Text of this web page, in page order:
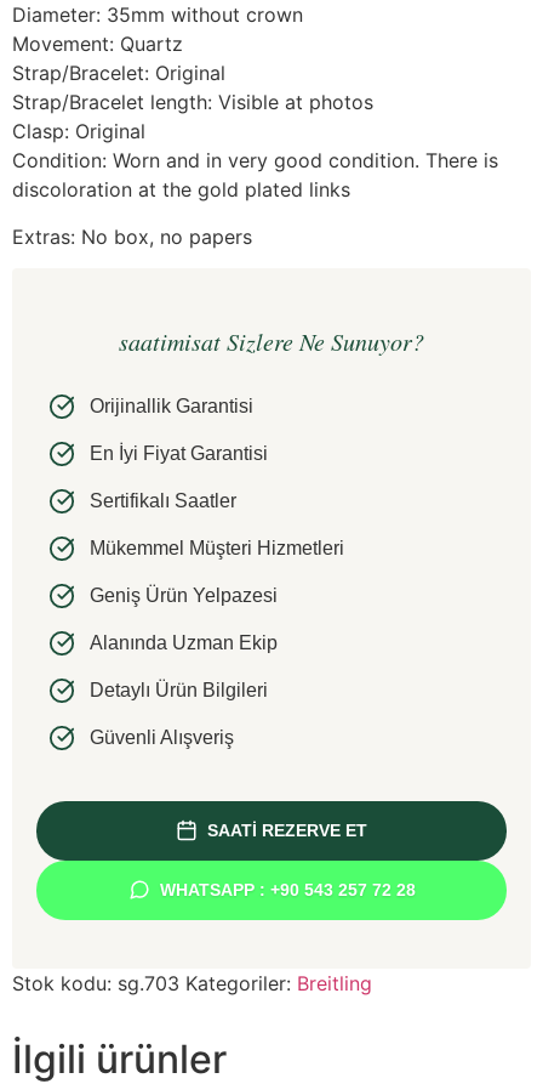
Diameter: 35mm without crown
Movement: Quartz
Strap/Bracelet: Original
Strap/Bracelet length: Visible at photos
Clasp: Original
Condition: Worn and in very good condition. There is
discoloration at the gold plated links
Extras: No box, no papers
saatimisat Sizlere Ne Sunuyor?
Orijinallik Garantisi
En İyi Fiyat Garantisi
Sertifikalı Saatler
Mükemmel Müşteri Hizmetleri
Geniş Ürün Yelpazesi
Alanında Uzman Ekip
Detaylı Ürün Bilgileri
Güvenli Alışveriş
SAATİ REZERVE ET
WHATSAPP : +90 543 257 72 28
Stok kodu: sg.703 Kategoriler: Breitling
İlgili ürünler